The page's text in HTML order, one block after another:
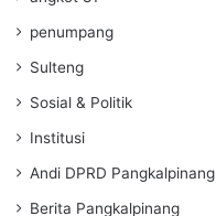
penumpang
Sulteng
Sosial & Politik
Institusi
Andi DPRD Pangkalpinang
Berita Pangkalpinang